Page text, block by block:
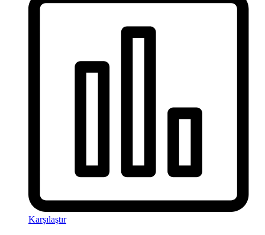
Karşılaştır